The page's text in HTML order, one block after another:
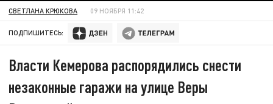
СВЕТЛАНА КРЮКОВА 09 НОЯБРЯ 11:42
ПОДПИШИТЕСЬ:
Власти Кемерова распорядились снести
незаконные гаражи на улице Веры